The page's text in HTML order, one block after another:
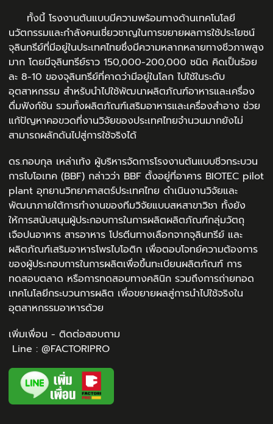
ทั้งนี้ โรงงานต้นแบบมีความพร้อมทางด้านเทคโนโลยี
นวัตกรรมและกำลังคนเชี่ยวชาญในการขยายผลการใช้ประโยชน์
จุลินทรีย์ที่มีอยู่ในประเทศไทยซึ่งมีความหลากหลายทางชีวภาพสูง
มาก โดยมีจุลินทรีย์ราว 150,000-200,000 ชนิด คิดเป็นร้อย
ละ 8-10 ของจุลินทรีย์ที่คาดว่ามีอยู่ในโลก ไปใช้ในระดับ
อุตสาหกรรม สำหรับนำไปใช้พัฒนาผลิตภัณฑ์อาหารและเครื่อง
ดื่มฟังก์ชัน รวมทั้งผลิตภัณฑ์เสริมอาหารและเครื่องสำอาง ช่วย
แก้ปัญหาคอขวดที่งานวิจัยของประเทศไทยจำนวนมากยังไม่
สามารถผลักดันไปสู่การใช้จริงได้
ดร.กอบกุล เหล่าเท้ง ผู้บริหารจัดการโรงงานต้นแบบชีวกระบวน
การไบโอเทค (BBF) กล่าวว่า BBF ตั้งอยู่ที่อาคาร BIOTEC pilot
plant อุทยานวิทยาศาสตร์ประเทศไทย ดำเนินงานวิจัยและ
พัฒนาภายใต้การทำงานของทีมวิจัยแบบสหสาขาวิชา ทั้งยัง
ให้การสนับสนุนผู้ประกอบการในการผลิตผลิตภัณฑ์กลุ่มวัตถุ
เจือปนอาหาร สารอาหาร โปรตีนทางเลือกจากจุลินทรีย์ และ
ผลิตภัณฑ์เสริมอาหารโพรไบโอติก เพื่อตอบโจทย์ความต้องการ
ของผู้ประกอบการในการผลิตเพื่อขึ้นทะเบียนผลิตภัณฑ์ การ
ทดสอบตลาด หรือการทดสอบทางคลินิก รวมถึงการถ่ายทอด
เทคโนโลยีกระบวนการผลิต เพื่อขยายผลสู่การนำไปใช้จริงใน
อุตสาหกรรมอาหารด้วย
เพิ่มเพื่อน - ติดต่อสอบถาม
Line : @FACTORIPRO